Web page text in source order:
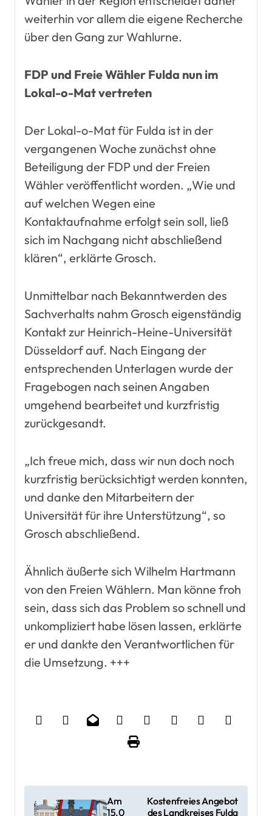
weiterhin vor allem die eigene Recherche
über den Gang zur Wahlurne.
FDP und Freie Wähler Fulda nun im
Lokal-o-Mat vertreten
Der Lokal-o-Mat für Fulda ist in der
vergangenen Woche zunächst ohne
Beteiligung der FDP und der Freien
Wähler veröffentlicht worden. „Wie und
auf welchen Wegen eine
Kontaktaufnahme erfolgt sein soll, ließ
sich im Nachgang nicht abschließend
klären“, erklärte Grosch.
Unmittelbar nach Bekanntwerden des
Sachverhalts nahm Grosch eigenständig
Kontakt zur Heinrich-Heine-Universität
Düsseldorf auf. Nach Eingang der
entsprechenden Unterlagen wurde der
Fragebogen nach seinen Angaben
umgehend bearbeitet und kurzfristig
zurückgesandt.
„Ich freue mich, dass wir nun doch noch
kurzfristig berücksichtigt werden konnten,
und danke den Mitarbeitern der
Universität für ihre Unterstützung“, so
Grosch abschließend.
Ähnlich äußerte sich Wilhelm Hartmann
von den Freien Wählern. Man könne froh
sein, dass sich das Problem so schnell und
unkompliziert habe lösen lassen, erklärte
er und dankte den Verantwortlichen für
die Umsetzung. +++
B
Am
15.0
Kostenfreies Angebot
des Landkreises Fulda